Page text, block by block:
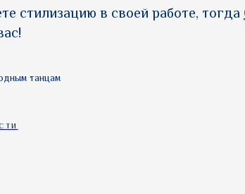
стилизацию в своей работе, тогда
танцам